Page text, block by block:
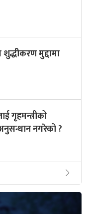
मुद्दामा
गृहमन्त्रीको
नगरेको ?